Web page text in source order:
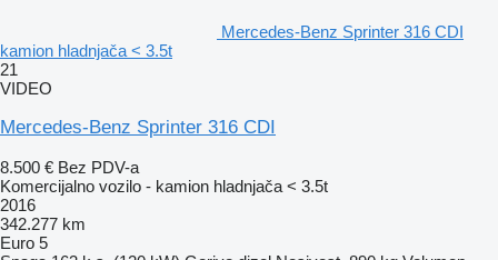
Mercedes-Benz Sprinter 316 CDI
kamion hladnjača < 3.5t
21
VIDEO
Mercedes-Benz Sprinter 316 CDI
8.500 € Bez PDV-a
Komercijalno vozilo - kamion hladnjača < 3.5t
2016
342.277 km
Euro 5